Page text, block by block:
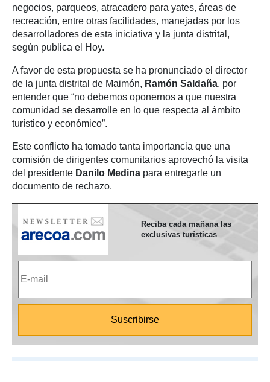
negocios, parqueos, atracadero para yates, áreas de
recreación, entre otras facilidades, manejadas por los
desarrolladores de esta iniciativa y la junta distrital,
según publica el Hoy.
A favor de esta propuesta se ha pronunciado el director
de la junta distrital de Maimón, Ramón Saldaña, por
entender que “no debemos oponernos a que nuestra
comunidad se desarrolle en lo que respecta al ámbito
turístico y económico”.
Este conflicto ha tomado tanta importancia que una
comisión de dirigentes comunitarios aprovechó la visita
del presidente Danilo Medina para entregarle un
documento de rechazo.
Reciba cada mañana las
exclusivas turísticas